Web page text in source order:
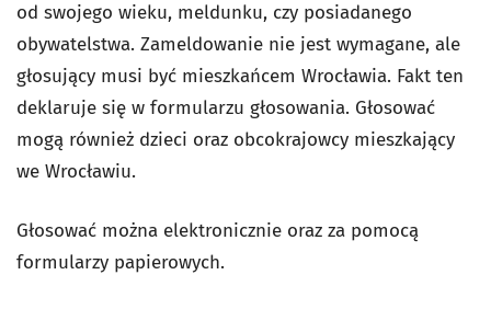
od swojego wieku, meldunku, czy posiadanego
obywatelstwa. Zameldowanie nie jest wymagane, ale
głosujący musi być mieszkańcem Wrocławia. Fakt ten
deklaruje się w formularzu głosowania. Głosować
mogą również dzieci oraz obcokrajowcy mieszkający
we Wrocławiu.
Głosować można elektronicznie oraz za pomocą
formularzy papierowych.